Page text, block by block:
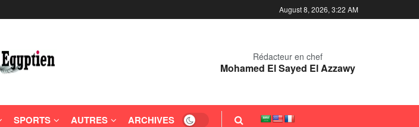
August 8, 2026, 3:22 AM
Rédacteur en chef
Mohamed El Sayed El Azzawy
SPORTS AUTRES ARCHIVES